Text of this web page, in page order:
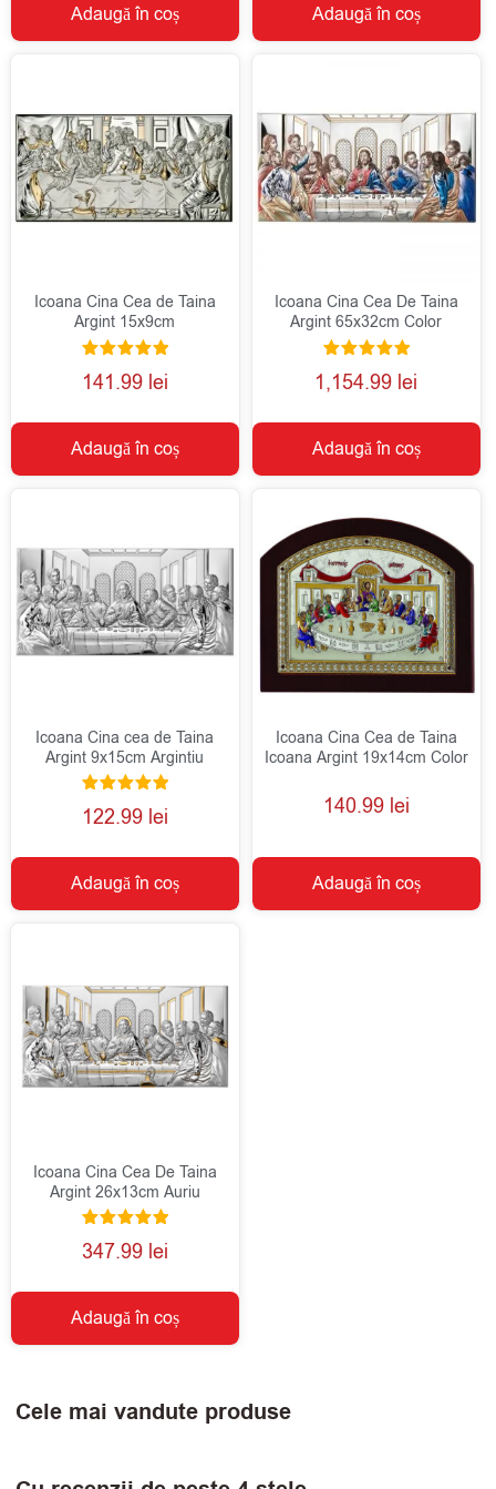
Adaugă în coș Adaugă în coș
Icoana Cina Cea de Taina
Argint 15x9cm
Evaluat la
5.00
141.99 lei
Adaugă în coș
Icoana Cina Cea De Taina
Argint 65x32cm Color
Evaluat la
5.00
1,154.99 lei
Adaugă în coș
Icoana Cina cea de Taina
Argint 9x15cm Argintiu
Evaluat la
5.00
122.99 lei
Adaugă în coș
Icoana Cina Cea de Taina
Icoana Argint 19x14cm Color
140.99 lei
Adaugă în coș
Icoana Cina Cea De Taina
Argint 26x13cm Auriu
Evaluat la
5.00
347.99 lei
Adaugă în coș
Cele mai vandute produse